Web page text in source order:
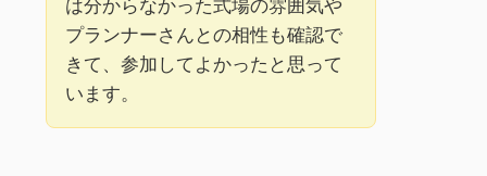
は分からなかった式場の雰囲気や
プランナーさんとの相性も確認で
きて、参加してよかったと思って
います。